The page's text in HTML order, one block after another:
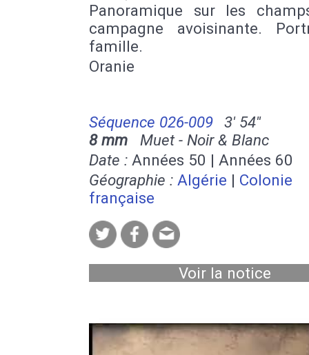
Panoramique sur les
campagne avoisinante.
famille.
Oranie
Séquence 026-009
3' 54''
8 mm Muet - Noir & Blanc
Date : Années 50 | Années 60
Géographie : Algérie | Colonie
française
Voir la notice